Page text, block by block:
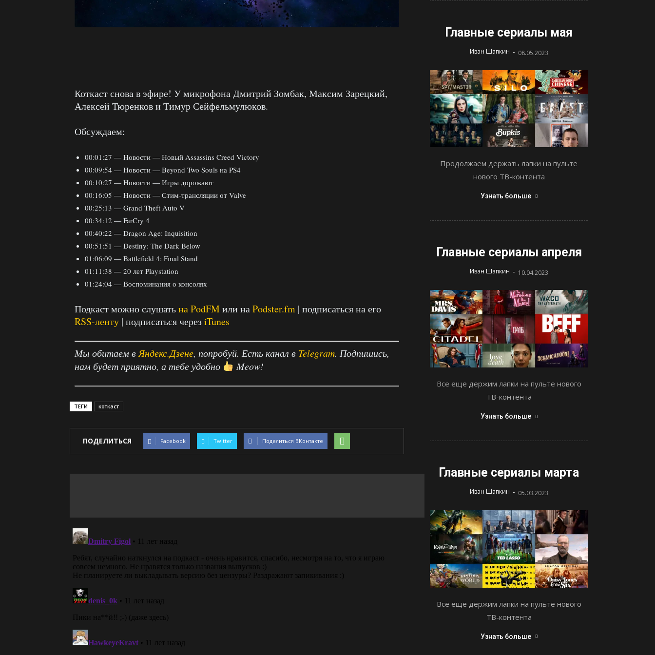
Коткаст снова в эфире! У микрофона Дмитрий Зомбак, Максим Зарецкий,
Алексей Тюренков и Тимур Сейфельмулюков.
Обсуждаем:
00:01:27 — Новости — Новый Assassins Creed Victory
00:09:54 — Новости — Beyond Two Souls на PS4
00:10:27 — Новости — Игры дорожают
00:16:05 — Новости — Стим-трансляции от Valve
00:25:13 — Grand Theft Auto V
00:34:12 — FarCry 4
00:40:22 — Dragon Age: Inquisition
00:51:51 — Destiny: The Dark Below
01:06:09 — Battlefield 4: Final Stand
01:11:38 — 20 лет Playstation
01:24:04 — Воспоминания о консолях
Подкаст можно слушатьна PodFM или наPodster.fm | подписаться на его
RSS-ленту | подписаться черезiTunes
Мы обитаем в Яндекс.Дзене, попробуй. Есть канал в Telegram. Подпишись,
нам будет приятно, а тебе удобно
Meow!
ТЕГИ коткаст
ПОДЕЛИТЬСЯ Facebook Twitter Поделиться ВКонтакте
Главные сериалы мая
Иван Шапкин - 08.05.2023
Продолжаем держать лапки на пульте
нового ТВ-контента
Узнать больше
Главные сериалы апреля
Иван Шапкин - 10.04.2023
Все еще держим лапки на пульте нового
ТВ-контента
Узнать больше
Главные сериалы марта
Иван Шапкин - 05.03.2023
Все еще держим лапки на пульте нового
ТВ-контента
Узнать больше